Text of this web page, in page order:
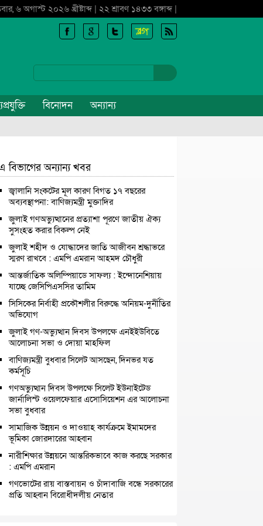
৬ অগাস্ট ২০২৬ খ্রীষ্টাব্দ | ২২ শ্রাবণ ১৪৩৩ বঙ্গাব্দ |
বিনোদন অন্যান্য
বিভাগের অন্যান্য খবর
জ্বালানি সংকটের মূল কারণ বিগত ১৭ বছরের
অব্যবস্থাপনা: বাণিজ্যমন্ত্রী মুক্তাদির
জুলাই গণঅভ্যুত্থানের প্রত্যাশা পূরণে জাতীয় ঐক্য
সুসংহত করার বিকল্প নেই
জুলাই শহীদ ও যোদ্ধাদের জাতি আজীবন শ্রদ্ধাভরে
স্মরণ রাখবে : এমপি এমরান আহমদ চৌধুরী
আন্তর্জাতিক অলিম্পিয়াডে সাফল্য : ইন্দোনেশিয়ায়
যাচ্ছে জেসিপিএসসির তামিম
সিসিকের নির্বাহী প্রকৌশলীর বিরুদ্ধে অনিয়ম-দুর্নীতির
অভিযোগ
জুলাই গণ-অভ্যুত্থান দিবস উপলক্ষে এনইইউবিতে
আলোচনা সভা ও দোয়া মাহফিল
বাণিজ্যমন্ত্রী বুধবার সিলেট আসছেন, দিনভর যত
কর্মসূচি
গণঅভ্যুত্থান দিবস উপলক্ষে সিলেট ইউনাইটেড
জার্নালিস্ট ওয়েলফেয়ার এসোসিয়েশন এর আলোচনা
সভা বুধবার
সামাজিক উন্নয়ন ও দাওয়াহ কার্যক্রমে ইমামদের
ভূমিকা জোরদারের আহ্বান
নারীশিক্ষার উন্নয়নে আন্তরিকভাবে কাজ করছে সরকার
: এমপি এমরান
গণভোটের রায় বাস্তবায়ন ও চাঁদাবাজি বন্ধে সরকারের
প্রতি আহ্বান বিরোধীদলীয় নেতার